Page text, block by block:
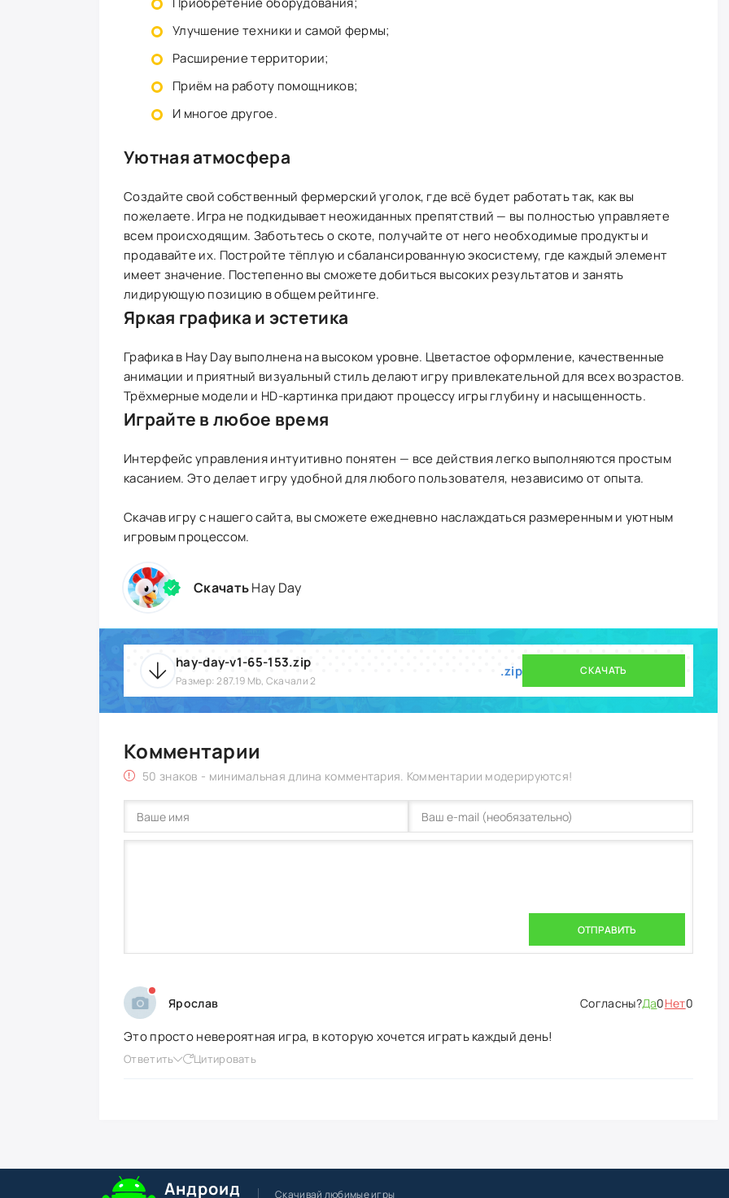
Улучшение техники и самой фермы;
Расширение территории;
Приём на работу помощников;
И многое другое.
Уютная атмосфера
Создайте свой собственный фермерский уголок, где всё будет работать так, как вы
пожелаете. Игра не подкидывает неожиданных препятствий — вы полностью управляете
всем происходящим. Заботьтесь о скоте, получайте от него необходимые продукты и
продавайте их. Постройте тёплую и сбалансированную экосистему, где каждый элемент
имеет значение. Постепенно вы сможете добиться высоких результатов и занять
лидирующую позицию в общем рейтинге.
Яркая графика и эстетика
Графика в Hay Day выполнена на высоком уровне. Цветастое оформление, качественные
анимации и приятный визуальный стиль делают игру привлекательной для всех возрастов.
Трёхмерные модели и HD-картинка придают процессу игры глубину и насыщенность.
Играйте в любое время
Интерфейс управления интуитивно понятен — все действия легко выполняются простым
касанием. Это делает игру удобной для любого пользователя, независимо от опыта.
Скачав игру с нашего сайта, вы сможете ежедневно наслаждаться размеренным и уютным
игровым процессом.
СкачатьHay Day
hay-day-v1-65-153.zip
Размер: 287.19 Mb, Скачали 2
.zip СКАЧАТЬ
Комментарии
50 знаков - минимальная длина комментария. Комментарии модерируются!
ОТПРАВИТЬ
Ярослав Да0Нет0
Это просто невероятная игра, в которую хочется играть каждый день!
Ответить Цитировать
Андроид Скачивай любимые игры